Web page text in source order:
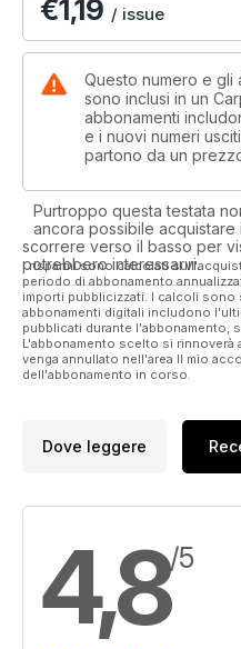
With Crowy, Julian Cundiff,
- A Tough
January involved more
manage to bag his
- Right or
Ting Tong gets serious
views
-
The Nash team
-
Featuring products from
- The Oconnor Angler:
The vernal equinox (the
March. Let’s hope it
-
Thorney Weir,
- The Carp-
The results of
- Fox-Mainline
- Wychwood
€1,19 / issue
Questo numero e gli
sono inclusi in un
abbonamenti
e i nuovi numeri
partono da un
Purtroppo questa testata
ancora possibile
scorrere verso il basso per
potrebbero interessarvi.
I risparmi sono calcolati
periodo di abbonamento
importi pubblicizzati. I calcoli
abbonamenti digitali includono
pubblicati durante l'abbonamento,
L'abbonamento scelto si rinnoverà
venga annullato nell'area Il mio
dell'abbonamento in corso.
Dove leggere
4,8/5